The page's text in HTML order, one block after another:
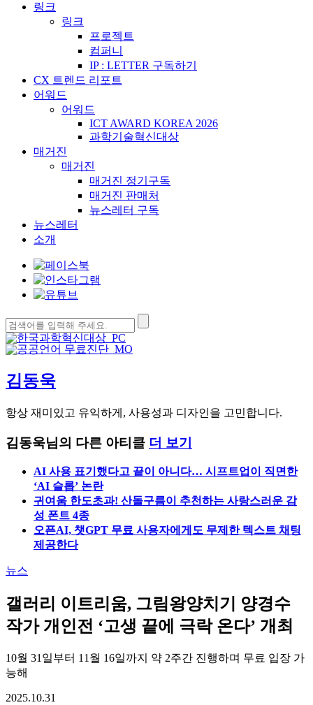
링크
링크
프로젝트
컴퍼니
IP : LETTER 구독하기
CX 트렌드 리포트
어워드
어워드
ICT AWARD KOREA 2026
과학기술혁신대상
매거진
매거진
매거진 정기구독
매거진 판매처
뉴스레터 구독
뉴스레터
소개
검
색:
김동욱
항상 재미있고 유익하게, 사용성과 디자인을 고민합니다.
김동욱님의 다른 아티클 더 보기
AI 사용 표기했다고 끝이 아니다… 시프트업이 직면한
‘AI 슬롭’ 논란
귀여움 한도초과! 산돌구름이 추천하는 사랑스러운 감
성 폰트 4종
오픈AI, 챗GPT 무료 사용자에게도 무제한 텍스트 채팅
제공한다
뉴스
갤러리 이트리움, 그림왕양치기 양경수
작가 개인전 ‘고생 끝에 극락 온다’ 개최
10월 31일부터 11월 16일까지 약 2주간 진행하며 무료 입장 가
능해
2025.10.31